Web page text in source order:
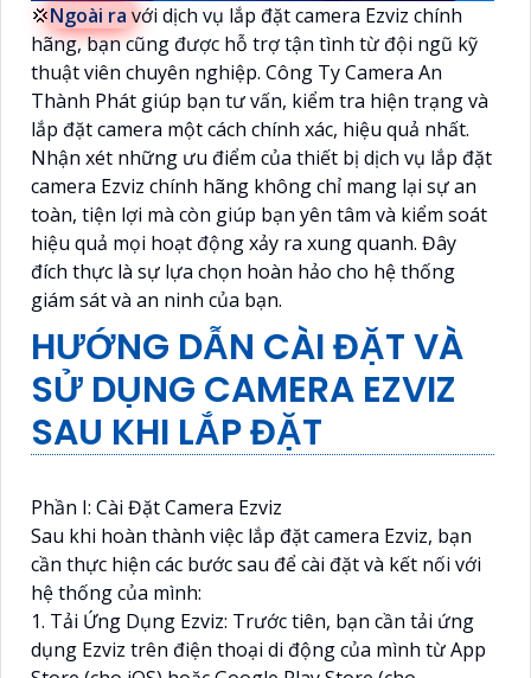
💢Ngoài ra với dịch vụ lắp đặt camera Ezviz chính
hãng, bạn cũng được hỗ trợ tận tình từ đội ngũ kỹ
thuật viên chuyên nghiệp. Công Ty Camera An
Thành Phát giúp bạn tư vấn, kiểm tra hiện trạng và
lắp đặt camera một cách chính xác, hiệu quả nhất.
Nhận xét những ưu điểm của thiết bị dịch vụ lắp đặt
camera Ezviz chính hãng không chỉ mang lại sự an
toàn, tiện lợi mà còn giúp bạn yên tâm và kiểm soát
hiệu quả mọi hoạt động xảy ra xung quanh. Đây
đích thực là sự lựa chọn hoàn hảo cho hệ thống
giám sát và an ninh của bạn.
HƯỚNG DẪN CÀI ĐẶT VÀ
SỬ DỤNG CAMERA EZVIZ
SAU KHI LẮP ĐẶT
Phần I: Cài Đặt Camera Ezviz
Sau khi hoàn thành việc lắp đặt camera Ezviz, bạn
cần thực hiện các bước sau để cài đặt và kết nối với
hệ thống của mình:
1. Tải Ứng Dụng Ezviz: Trước tiên, bạn cần tải ứng
dụng Ezviz trên điện thoại di động của mình từ App